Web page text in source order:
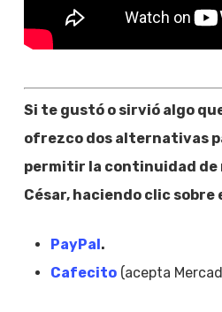
Si te gustó o sirvió algo
ofrezco dos alternativas
permitir la continuidad de
César, haciendo clic sobre
PayPal.
Cafecito(acepta